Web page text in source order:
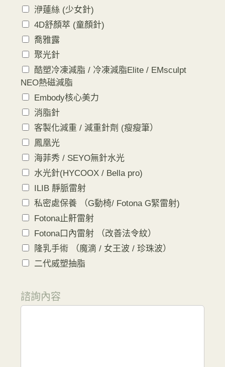
洢蓮絲 (少女針)
4D舒顏萃 (童顏針)
喬雅露
聚光針
酷塑冷凍減脂 / 冷凍減脂Elite / EMsculpt
NEO熱磁減脂
Embody核心美力
消脂針
客製化減重 / 減重針劑 (瘦瘦筆）
鳳凰光
海菲秀 / SEYO無針水光
水光針(HYCOOX / Bella pro)
ILIB 靜脈雷射
私密處保養 （G動椅/ Fotona G緊雷射)
Fotona止鼾雷射
Fotona口內雷射 （改善法令紋）
隆乳手術 （魔滴 / 女王波 / 珍珠波）
二代威塑抽脂
諮詢內容